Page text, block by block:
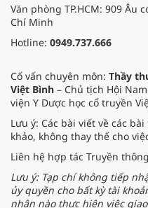
Văn phòng TP.HCM: 909 Âu
Chí Minh
Hotline: 0949.737.666
Cố vấn chuyên môn: Thầy
Việt Bình – Chủ tịch Hội
viện Y Dược học cổ truyền
Lưu ý: Các bài viết về các
khảo, không thay thế cho
Liên hệ hợp tác Truyền
Lưu ý: Tạp chí không tiếp
ủy quyền cho bất kỳ tài
nhân nào thực hiện việc